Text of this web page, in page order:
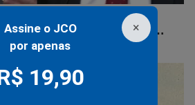
×
Assine o JCO
por apenas
19,90